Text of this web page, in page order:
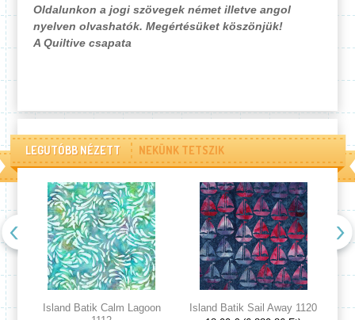
Oldalunkon a jogi szövegek német illetve angol
nyelven olvashatók. Megértésüket köszönjük!
A Quiltive csapata
LEGUTÓBB NÉZETT NEKÜNK TETSZIK
Island Batik Calm Lagoon
Island Batik Sail Away 1120